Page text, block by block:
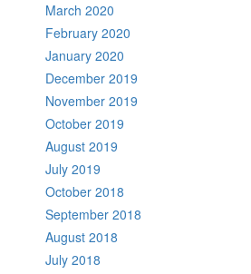
March 2020
February 2020
January 2020
December 2019
November 2019
October 2019
August 2019
July 2019
October 2018
September 2018
August 2018
July 2018